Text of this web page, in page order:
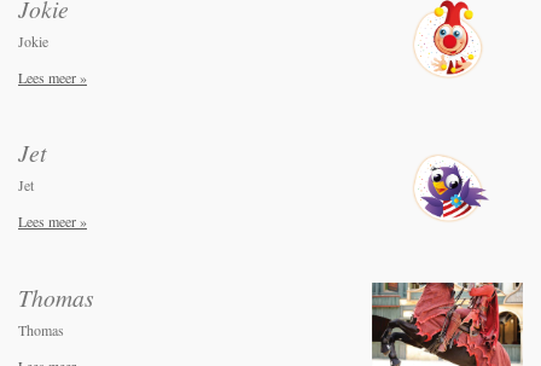
Jokie
Jokie
Lees meer »
Jet
Jet
Lees meer »
Thomas
Thomas